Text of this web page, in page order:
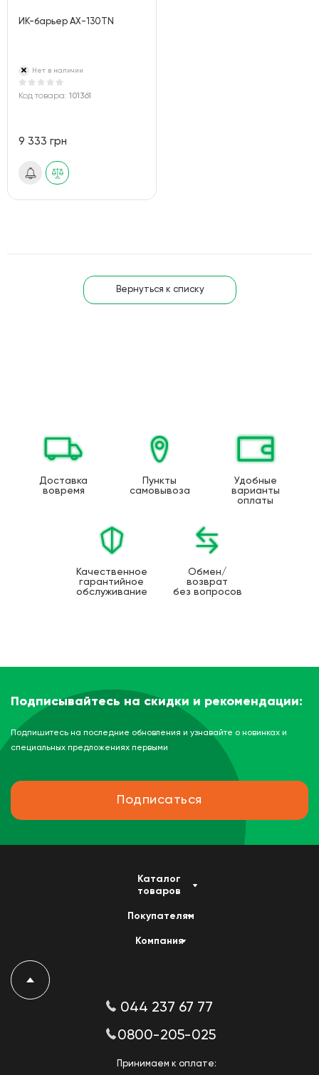
ИК-барьер AX-130TN
Нет в наличии
Код товара: 101361
9 333 грн
Вернуться к списку
Доставка
вовремя
Пункты
самовывоза
Удобные
варианты
оплаты
Качественное
гарантийное
обслуживание
Обмен/
возврат
без вопросов
Подписывайтесь на скидки и рекомендации:
Подпишитесь на последние обновления и узнавайте о новинках и
специальных предложениях первыми
Подписаться
Каталог
товаров
Покупателям
Компания
044 237 67 77
0800-205-025
Принимаем к оплате: